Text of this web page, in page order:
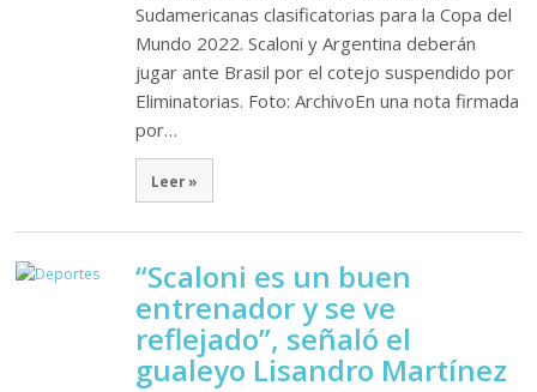
Sudamericanas clasificatorias para la Copa del
Mundo 2022. Scaloni y Argentina deberán
jugar ante Brasil por el cotejo suspendido por
Eliminatorias. Foto: ArchivoEn una nota firmada
por…
Leer »
“Scaloni es un buen
entrenador y se ve
reflejado”, señaló el
gualeyo Lisandro Martínez